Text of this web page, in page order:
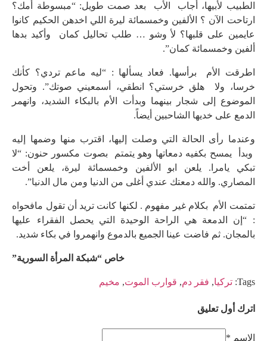
الطبيب لأبيها، أجاب الأب بعد صمت طويل: “مبسوطة أمك؟
ارتاحت الآن ؟ الألفين وخمسمائة ليرة اللي اخدهن الحكيم كانوا
عايمين على قلبها؟ لأ وشو … طلب تحاليل كمان وأكيد بدها
ألفين وخمسمائة كمان”.
اطرقت الأم برأسها. فعاد يسألها : “ليه ماعم تردي؟ كأنك
خرسا، ولا هلق خرستي؟ انطقي، أسمعيني صوتك”. وتحول
الموضوع إلى شجار بينهما وبدأت الأم بالبكاء الشديد، وانهمر
الدمع على خديها الشاحبين أيضاً.
وعندما رأى الحالة التي وصلت إليها، اقترب منها وضمها إليه
وبدأ يمسح بكفيه دمعاتها وهو يتمتم بصوت مكسور حنون: “لا
تبكي يامرا. يلعن ابو الألفين وخمسمائة ليرة، يلعن أخت
المصاري. والله دمعتك عندي أغلى من الدنيا ومن مال الدنيا”.
تمتمت الأم بكلام غير مفهوم . لكنها كانت تريد أن تقول مافحواه
: “إن الدمعة هي الراحة الوحيدة التي يحصل الفقراء عليها
بالمجان. ثم فاضت عينا الجميع بالدموع وانهمروا في بكاء شديد.
خاص “شبكة المرأة السورية”
Tags: تركيا, فقر دم, قوارب الموت, مخيم
اترك أول تعليق
الاسم *